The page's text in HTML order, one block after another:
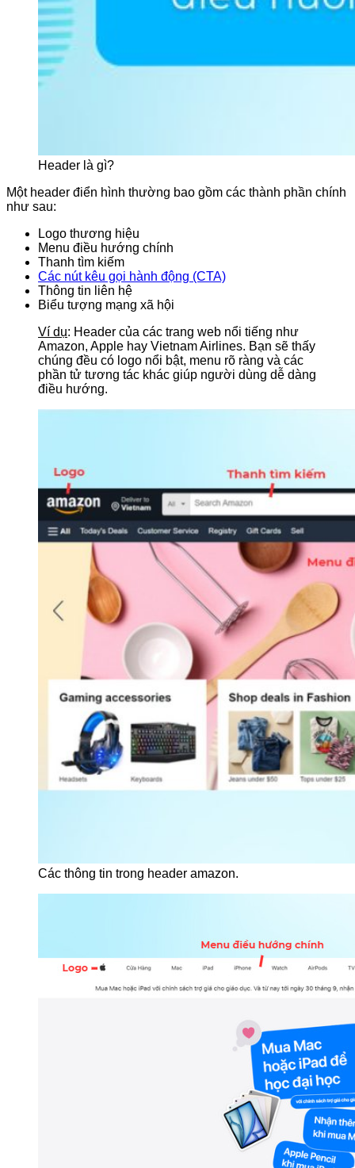
Header là gì?
Một header điển hình thường bao gồm các thành phần chính
như sau:
Logo thương hiệu
Menu điều hướng chính
Thanh tìm kiếm
Các nút kêu gọi hành động (CTA)
Thông tin liên hệ
Biểu tượng mạng xã hội
Ví dụ: Header của các trang web nổi tiếng như
Amazon, Apple hay Vietnam Airlines. Bạn sẽ thấy
chúng đều có logo nổi bật, menu rõ ràng và các
phần tử tương tác khác giúp người dùng dễ dàng
điều hướng.
Các thông tin trong header amazon.